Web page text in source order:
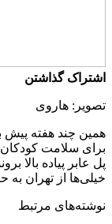
اشتراک گذاشتن
تصویر: هاروی
همین چند هفته پیش
برای سلامت
پل عابر پیاده بالا
خیلی‌ها از تهران
نوشته‌های مرتبط